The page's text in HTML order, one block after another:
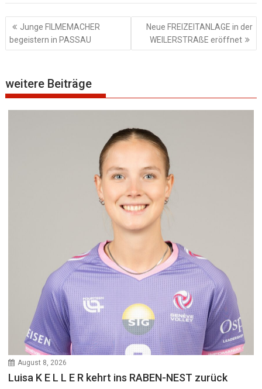
Beitragsnavigation
Junge FILMEMACHER
begeistern in PASSAU
Neue FREIZEITANLAGE in der
WEILERSTRAßE eröffnet
weitere Beiträge
August 8, 2026
Luisa K E L L E R kehrt ins RABEN-NEST zurück